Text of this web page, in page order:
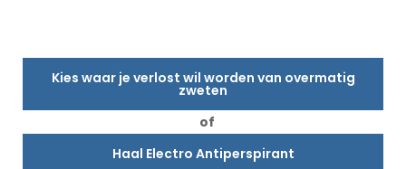
Kies waar je verlost wil worden van overmatig
zweten
of
Haal Electro Antiperspirant